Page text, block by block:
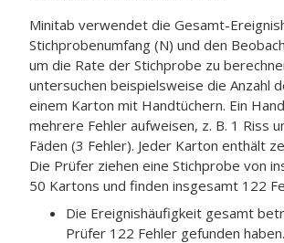
Minitab verwendet die Gesamt-
Stichprobenumfang (N) und den
um die Rate der Stichprobe zu
untersuchen beispielsweise die Anzahl
einem Karton mit Handtüchern. Ein
mehrere Fehler aufweisen, z. B. 1 Riss
Fäden (3 Fehler). Jeder Karton enthält
Die Prüfer ziehen eine Stichprobe von
50 Kartons und finden insgesamt 122
Die Ereignishäufigkeit gesamt
Prüfer 122 Fehler gefunden haben.